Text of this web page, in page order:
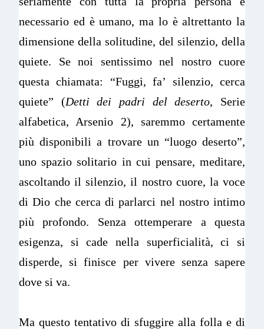
necessario ed è umano, ma lo è altrettanto la
dimensione della solitudine, del silenzio, della
quiete. Se noi sentissimo nel nostro cuore
questa chiamata: “Fuggi, fa’ silenzio, cerca
quiete” (Detti dei padri del deserto, Serie
alfabetica, Arsenio 2), saremmo certamente
più disponibili a trovare un “luogo deserto”,
uno spazio solitario in cui pensare, meditare,
ascoltando il silenzio, il nostro cuore, la voce
di Dio che cerca di parlarci nel nostro intimo
più profondo. Senza ottemperare a questa
esigenza, si cade nella superficialità, ci si
disperde, si finisce per vivere senza sapere
dove si va.
Ma questo tentativo di sfuggire alla folla e di